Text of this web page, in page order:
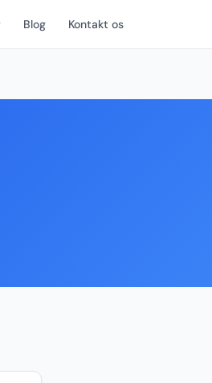
Blog Kontakt os